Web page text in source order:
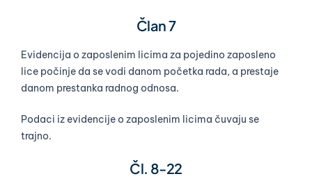
Član 7
Evidencija o zaposlenim licima za pojedino zaposleno
lice počinje da se vodi danom početka rada, a prestaje
danom prestanka radnog odnosa.
Podaci iz evidencije o zaposlenim licima čuvaju se
trajno.
Čl. 8-22